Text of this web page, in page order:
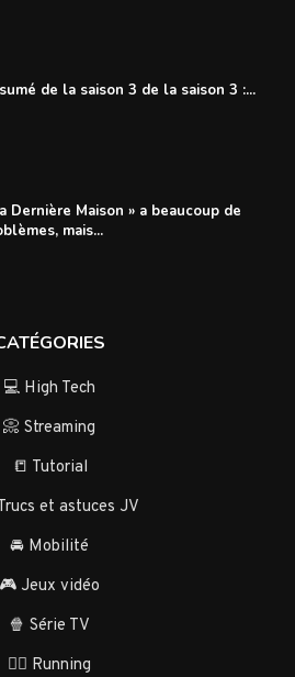
de la saison 3 de la saison 3 :...
Dernière Maison » a beaucoup de
mais...
💻 High Tech
📀 Streaming
📒 Tutorial
et astuces JV
🚘 Mobilité
🎮 Jeux vidéo
🍿 Série TV
🏃‍♂️ Running